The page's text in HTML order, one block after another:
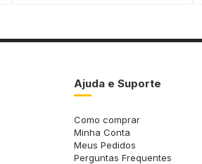
Ajuda e Suporte
Como comprar
Minha Conta
Meus Pedidos
Perguntas Frequentes